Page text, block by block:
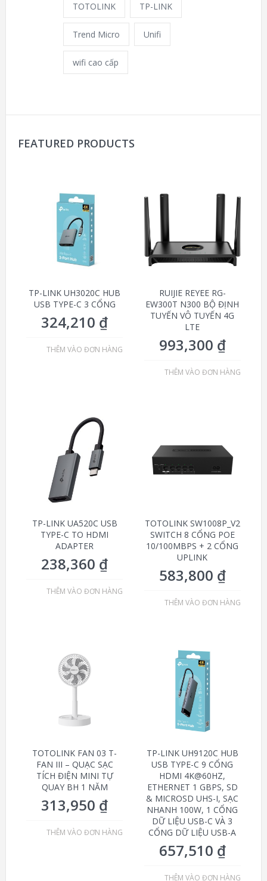
TOTOLINK TP-LINK
Trend Micro Unifi
wifi cao cấp
FEATURED PRODUCTS
TP-LINK UH3020C HUB
USB TYPE-C 3 CỔNG
324,210 ₫
THÊM VÀO ĐƠN HÀNG
RUIJIE REYEE RG-
EW300T N300 BỘ ĐỊNH
TUYẾN VÔ TUYẾN 4G
LTE
993,300 ₫
THÊM VÀO ĐƠN HÀNG
TP-LINK UA520C USB
TYPE-C TO HDMI
ADAPTER
238,360 ₫
THÊM VÀO ĐƠN HÀNG
TOTOLINK SW1008P_V2
SWITCH 8 CỔNG POE
10/100MBPS + 2 CỔNG
UPLINK
583,800 ₫
THÊM VÀO ĐƠN HÀNG
TOTOLINK FAN 03 T-
FAN III – QUẠC SẠC
TÍCH ĐIỆN MINI TỰ
QUAY BH 1 NĂM
313,950 ₫
THÊM VÀO ĐƠN HÀNG
TP-LINK UH9120C HUB
USB TYPE-C 9 CỔNG
HDMI 4K@60HZ,
ETHERNET 1 GBPS, SD
& MICROSD UHS-I, SẠC
NHANH 100W, 1 CỔNG
DỮ LIỆU USB-C VÀ 3
CỔNG DỮ LIỆU USB-A
657,510 ₫
THÊM VÀO ĐƠN HÀNG